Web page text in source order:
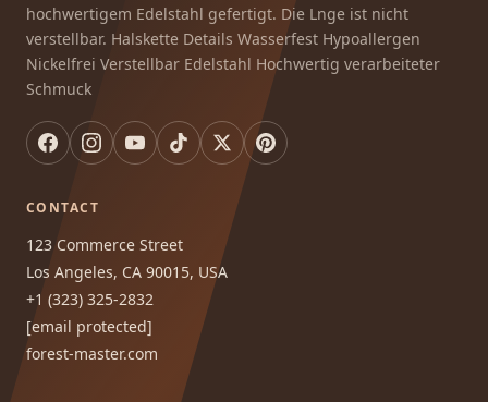
hochwertigem Edelstahl gefertigt. Die Lnge ist nicht
verstellbar. Halskette Details Wasserfest Hypoallergen
Nickelfrei Verstellbar Edelstahl Hochwertig verarbeiteter
Schmuck
CONTACT
123 Commerce Street
Los Angeles, CA 90015, USA
+1 (323) 325-2832
[email protected]
forest-master.com